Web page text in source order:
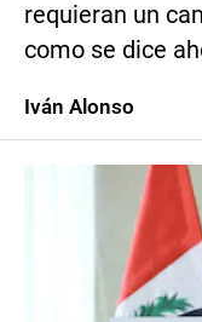
requieran un
como se dice
Iván Alonso